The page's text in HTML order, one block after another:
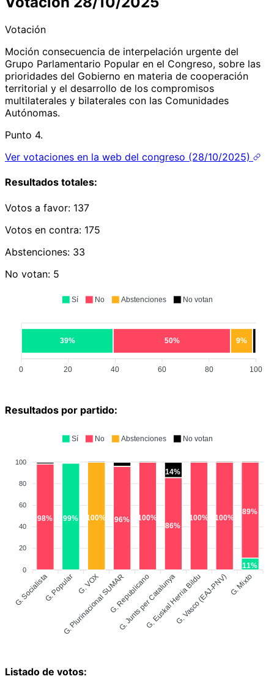
Votación
Moción consecuencia de interpelación urgente del
Grupo Parlamentario Popular en el Congreso, sobre las
prioridades del Gobierno en materia de cooperación
territorial y el desarrollo de los compromisos
multilaterales y bilaterales con las Comunidades
Autónomas.
Punto 4.
Ver votaciones en la web del congreso (28/10/2025)
Resultados totales:
Votos a favor: 137
Votos en contra: 175
Abstenciones: 33
No votan: 5
39% 50% 9%
100
80
60
40
20
0
Sí No Abstenciones No votan
Resultados por partido:
100
80
60
40
20
0
99%
11%
98% 96%
100%
86%
100% 100%
89%
100%
14%
G. SocialistaG. Popular G. VOX
G. Plurinacional SUMARG. Republicano
G. Junts per Catalunya
G. Euskal Herria Bildu
G. Vasco (EAJ-PNV) G. Mixto
Sí No Abstenciones No votan
Listado de votos: